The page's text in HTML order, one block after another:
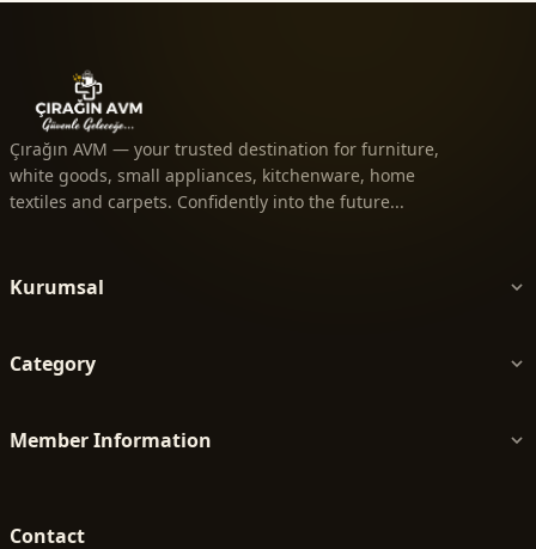
Çırağın AVM — your trusted destination for furniture,
white goods, small appliances, kitchenware, home
textiles and carpets. Confidently into the future...
Kurumsal
Category
Member Information
Contact